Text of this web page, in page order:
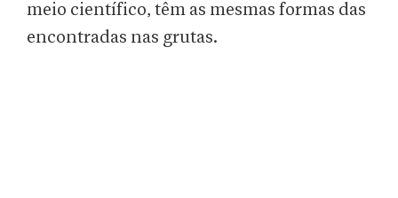
meio científico, têm as mesmas formas das
encontradas nas grutas.